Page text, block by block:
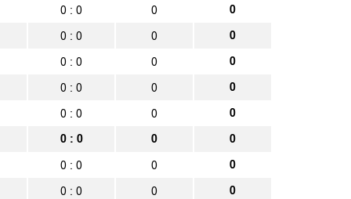
0 : 0 0 0
0 : 0 0 0
0 : 0 0 0
0 : 0 0 0
0 : 0 0
0
0 : 0 0 0
0 : 0 0 0
0 : 0 0 0